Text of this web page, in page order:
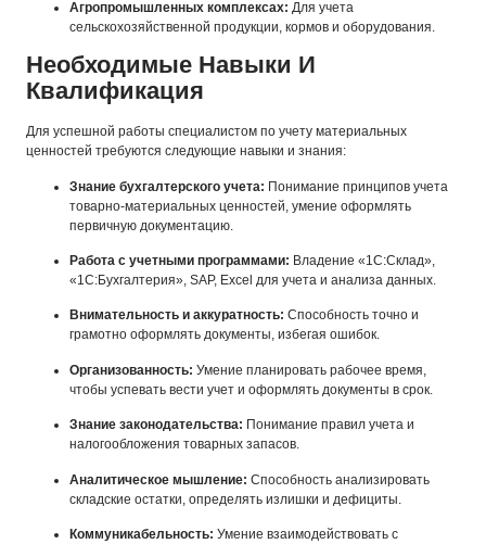
Агропромышленных комплексах: Для учета
сельскохозяйственной продукции, кормов и оборудования.
Необходимые Навыки И
Квалификация
Для успешной работы специалистом по учету материальных
ценностей требуются следующие навыки и знания:
Знание бухгалтерского учета: Понимание принципов учета
товарно-материальных ценностей, умение оформлять
первичную документацию.
Работа с учетными программами: Владение «1С:Склад»,
«1С:Бухгалтерия», SAP, Excel для учета и анализа данных.
Внимательность и аккуратность: Способность точно и
грамотно оформлять документы, избегая ошибок.
Организованность: Умение планировать рабочее время,
чтобы успевать вести учет и оформлять документы в срок.
Знание законодательства: Понимание правил учета и
налогообложения товарных запасов.
Аналитическое мышление: Способность анализировать
складские остатки, определять излишки и дефициты.
Коммуникабельность: Умение взаимодействовать с